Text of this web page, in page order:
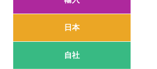
日本
自社